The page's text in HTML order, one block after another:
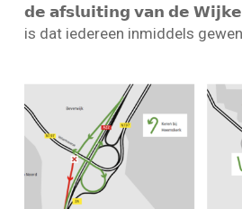
𝗱𝗲 𝗮𝗳𝘀𝗹𝘂𝗶𝘁𝗶𝗻𝗴 𝘃𝗮𝗻 𝗱𝗲
is dat iedereen inmiddels